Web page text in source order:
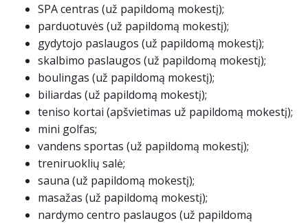
SPA centras (už papildomą mokestį);
parduotuvės (už papildomą mokestį);
gydytojo paslaugos (už papildomą mokestį);
skalbimo paslaugos (už papildomą mokestį);
boulingas (už papildomą mokestį);
biliardas (už papildomą mokestį);
teniso kortai (apšvietimas už papildomą mokestį);
mini golfas;
vandens sportas (už papildomą mokestį);
treniruoklių salė;
sauna (už papildomą mokestį);
masažas (už papildomą mokestį);
nardymo centro paslaugos (už papildomą